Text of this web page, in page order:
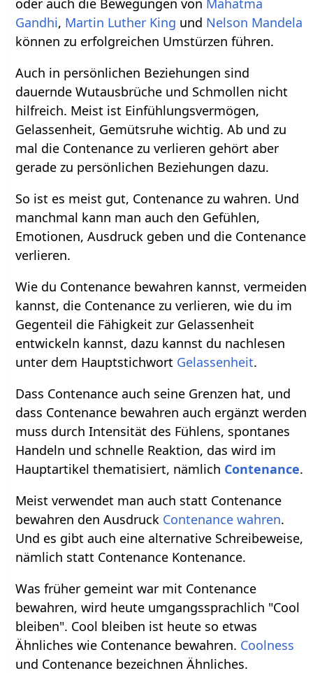
oder auch die Bewegungen von Mahatma
Gandhi, Martin Luther King und Nelson Mandela
können zu erfolgreichen Umstürzen führen.
Auch in persönlichen Beziehungen sind
dauernde Wutausbrüche und Schmollen nicht
hilfreich. Meist ist Einfühlungsvermögen,
Gelassenheit, Gemütsruhe wichtig. Ab und zu
mal die Contenance zu verlieren gehört aber
gerade zu persönlichen Beziehungen dazu.
So ist es meist gut, Contenance zu wahren. Und
manchmal kann man auch den Gefühlen,
Emotionen, Ausdruck geben und die Contenance
verlieren.
Wie du Contenance bewahren kannst, vermeiden
kannst, die Contenance zu verlieren, wie du im
Gegenteil die Fähigkeit zur Gelassenheit
entwickeln kannst, dazu kannst du nachlesen
unter dem Hauptstichwort Gelassenheit.
Dass Contenance auch seine Grenzen hat, und
dass Contenance bewahren auch ergänzt werden
muss durch Intensität des Fühlens, spontanes
Handeln und schnelle Reaktion, das wird im
Hauptartikel thematisiert, nämlich Contenance.
Meist verwendet man auch statt Contenance
bewahren den Ausdruck Contenance wahren.
Und es gibt auch eine alternative Schreibeweise,
nämlich statt Contenance Kontenance.
Was früher gemeint war mit Contenance
bewahren, wird heute umgangssprachlich "Cool
bleiben". Cool bleiben ist heute so etwas
Ähnliches wie Contenance bewahren. Coolness
und Contenance bezeichnen Ähnliches.